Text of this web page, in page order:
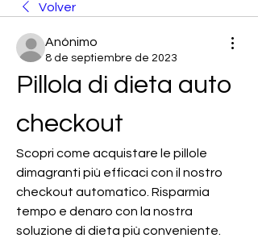
Volver
Anónimo
8 de septiembre de 2023
Pillola di dieta auto
checkout
Scopri come acquistare le pillole
dimagranti più efficaci con il nostro
checkout automatico. Risparmia
tempo e denaro con la nostra
soluzione di dieta più conveniente.